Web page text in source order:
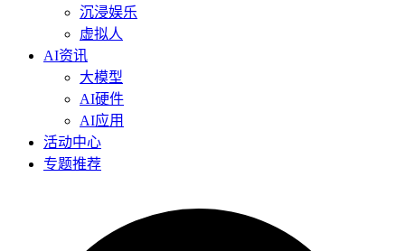
沉浸娱乐
虚拟人
AI资讯
大模型
AI硬件
AI应用
活动中心
专题推荐